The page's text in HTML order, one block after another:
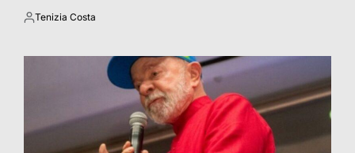
Postado
Tenizia Costa